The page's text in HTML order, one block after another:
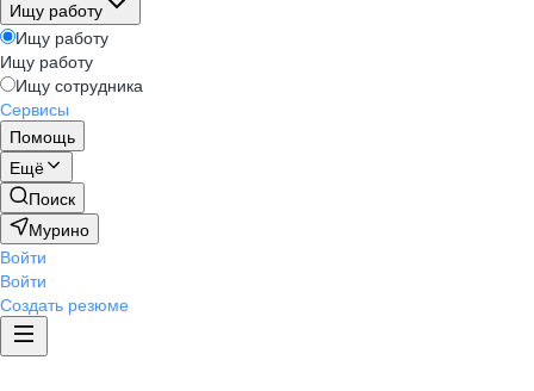
Ищу работу
Ищу работу
Ищу работу
Ищу сотрудника
Сервисы
Помощь
Ещё
Поиск
Мурино
Войти
Войти
Создать резюме